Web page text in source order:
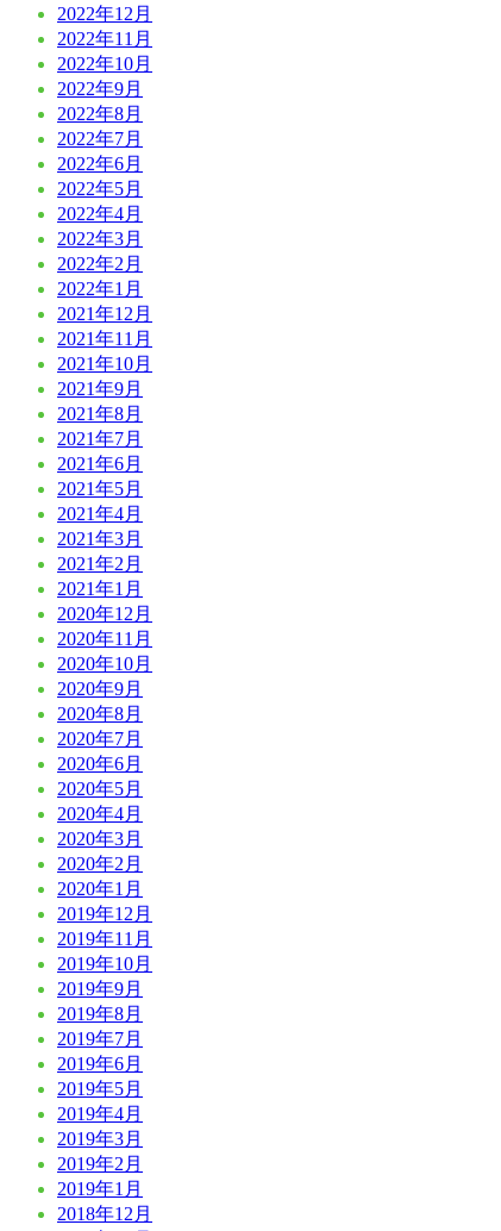
2022年12月
2022年11月
2022年10月
2022年9月
2022年8月
2022年7月
2022年6月
2022年5月
2022年4月
2022年3月
2022年2月
2022年1月
2021年12月
2021年11月
2021年10月
2021年9月
2021年8月
2021年7月
2021年6月
2021年5月
2021年4月
2021年3月
2021年2月
2021年1月
2020年12月
2020年11月
2020年10月
2020年9月
2020年8月
2020年7月
2020年6月
2020年5月
2020年4月
2020年3月
2020年2月
2020年1月
2019年12月
2019年11月
2019年10月
2019年9月
2019年8月
2019年7月
2019年6月
2019年5月
2019年4月
2019年3月
2019年2月
2019年1月
2018年12月